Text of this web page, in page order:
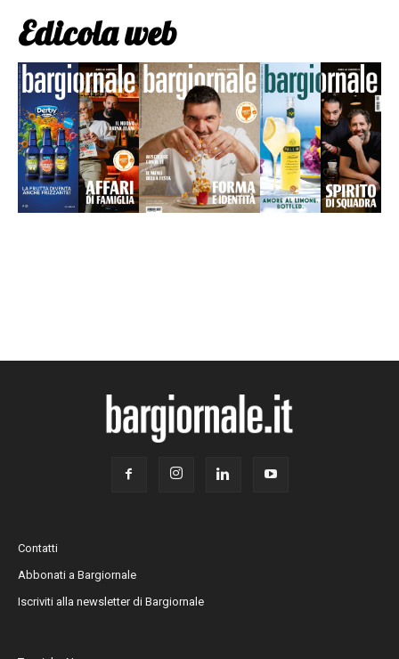
Edicola web
Contatti
Abbonati a Bargiornale
Iscriviti alla newsletter di Bargiornale